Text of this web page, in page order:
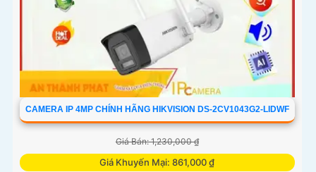
CAMERA IP 4MP CHÍNH HÃNG HIKVISION DS-2CV1043G2-LIDWF
Giá Bán: 1,230,000 ₫
Giá Khuyến Mại: 861,000 ₫